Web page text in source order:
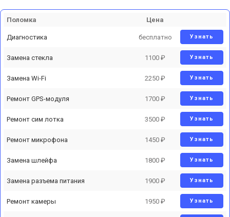
Поломка Цена
Диагностика бесплатно Узнать
Замена стекла 1100 ₽ Узнать
Замена Wi-Fi 2250 ₽ Узнать
Ремонт GPS-модуля 1700 ₽ Узнать
Ремонт сим лотка 3500 ₽ Узнать
Ремонт микрофона 1450 ₽ Узнать
Замена шлейфа 1800 ₽ Узнать
Замена разъема питания 1900 ₽ Узнать
Ремонт камеры 1950 ₽ Узнать